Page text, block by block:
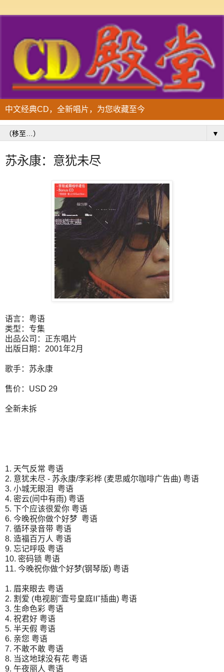
中文经典CD，全新唱片，为您收藏至今
▼
苏永康：意犹未尽
语言：粤语
类型：专集
出品公司：正东唱片
出版日期：2001年2月
歌手：苏永康
售价：USD 29
全新未拆
1. 天气反常 粤语
2. 意犹未尽 - 苏永康/李彩桦 (麦思威尔咖啡广告曲) 粤语
3. 小城无眼泪
粤语
4. 密云(间中有雨) 粤语
5. 下个应该很爱你 粤语
6. 今晚祝你做个好梦 粤语
7. 循环录音带 粤语
8. 造福百万人 粤语
9. 忘记呼吸 粤语
10. 密码锁 粤语
11. 今晚祝你做个好梦(钢琴版) 粤语
1. 眉来眼去 粤语
2. 割爱 (电视剧"壹号皇庭Ⅱ"插曲) 粤语
3. 生命色彩 粤语
4. 祝君好 粤语
5. 半天假 粤语
6. 亲您 粤语
7. 不敢不敢 粤语
8. 当这地球没有花 粤语
9. 午夜丽人 粤语